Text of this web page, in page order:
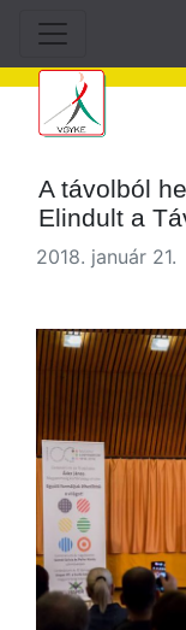
A távolból
Elindult a
2018. január 21.